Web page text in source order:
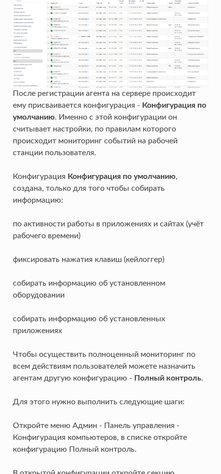
После регистрации агента на сервере происходит
ему присваивается конфигурация - Конфигурация по
умолчанию. Именно с этой конфигурации он
считывает настройки, по правилам которого
происходит мониторинг событий на рабочей
станции пользователя.
Конфигурация Конфигурация по умолчанию,
создана, только для того чтобы собирать
информацию:
по активности работы в приложениях и сайтах (учёт
рабочего времени)
фиксировать нажатия клавиш (кейлоггер)
собирать информацию об установленном
оборудовании
собирать информацию об установленных
приложениях
Чтобы осуществить полноценный мониторинг по
всем действиям пользователей можете назначить
агентам другую конфигурацию - Полный контроль.
Для этого нужно выполнить следующие шаги:
Откройте меню Админ - Панель управления -
Конфигурация компьютеров, в списке откройте
конфигурацию Полный контроль.